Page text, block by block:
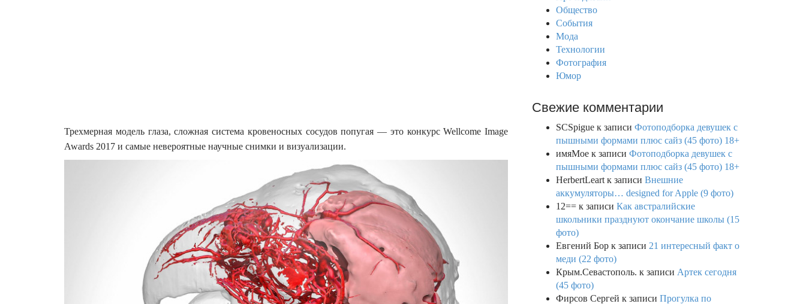
Трехмерная модель глаза, сложная система кровеносных сосудов попугая — это конкурс Wellcome Image
Awards 2017 и самые невероятные научные снимки и визуализации.
Общество
События
Мода
Технологии
Фотография
Юмор
Свежие комментарии
SCSpigue к записи Фотоподборка девушек с
пышными формами плюс сайз (45 фото) 18+
имяМое к записи Фотоподборка девушек с
пышными формами плюс сайз (45 фото) 18+
HerbertLeart к записи Внешние
аккумуляторы… designed for Apple (9 фото)
12== к записи Как австралийские
школьники празднуют окончание школы (15
фото)
Евгений Бор к записи 21 интересный факт о
меди (22 фото)
Крым.Севастополь. к записи Артек сегодня
(45 фото)
Фирсов Сергей к записи Прогулка по